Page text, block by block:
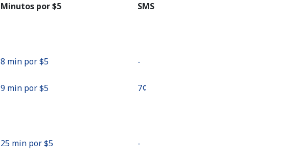
Minutos por ⁦$5⁩ SMS
8 min por ⁦$5⁩ -
9 min por ⁦$5⁩ ⁦7¢⁩
25 min por ⁦$5⁩ -